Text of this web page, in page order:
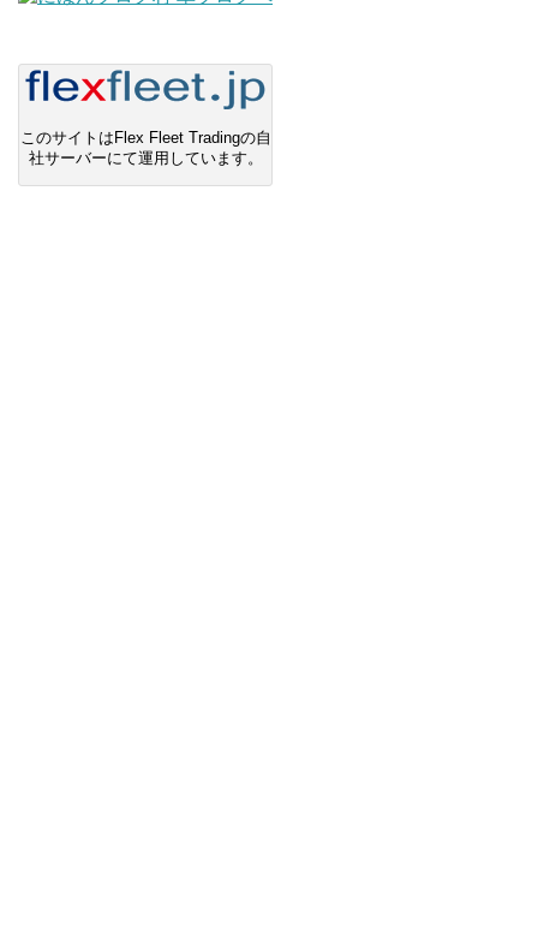
このサイトはFlex Fleet Tradingの自
社サーバーにて運用しています。